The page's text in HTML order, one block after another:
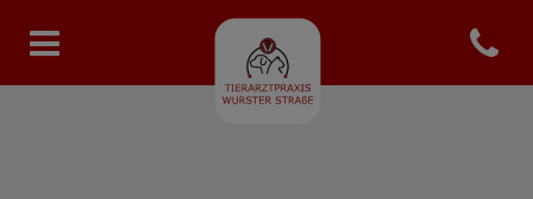
Homepage Tierarzt
Open